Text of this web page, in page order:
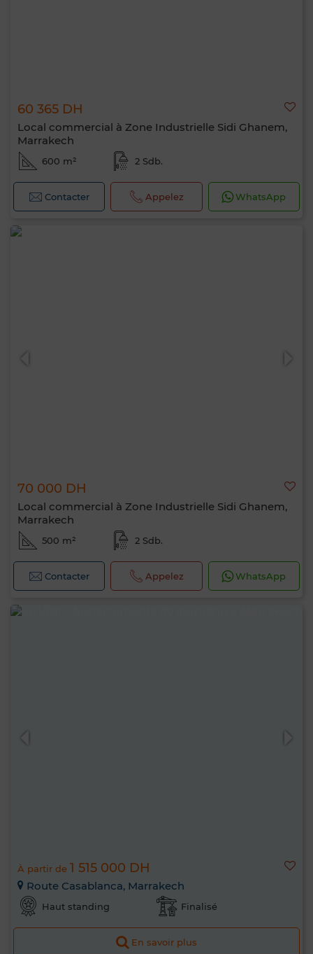
60 365 DH
Local commercial à Zone Industrielle Sidi Ghanem,
Marrakech
600 m² 2 Sdb.
Contacter Appelez WhatsApp
70 000 DH
Local commercial à Zone Industrielle Sidi Ghanem,
Marrakech
500 m² 2 Sdb.
Contacter Appelez WhatsApp
À partir de 1 515 000 DH
Route Casablanca, Marrakech
Haut standing Finalisé
En savoir plus